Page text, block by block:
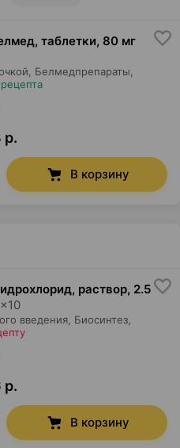
таблетки, 80 мг
Белмедпрепараты
р.
В корзину
раствор, 2.5
×10
введения, Биосинтез
р.
В корзину